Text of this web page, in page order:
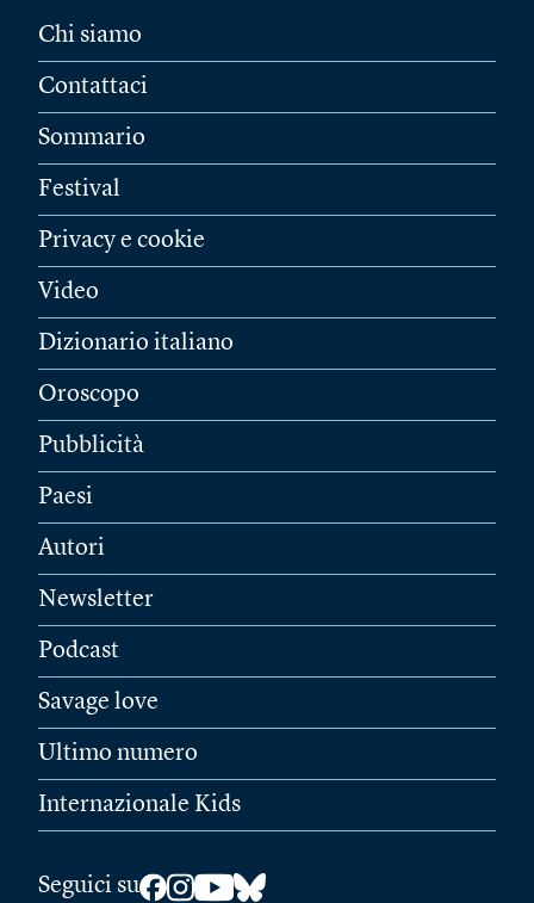
Chi siamo
Contattaci
Sommario
Festival
Privacy e cookie
Video
Dizionario italiano
Oroscopo
Pubblicità
Paesi
Autori
Newsletter
Podcast
Savage love
Ultimo numero
Internazionale Kids
Seguici su